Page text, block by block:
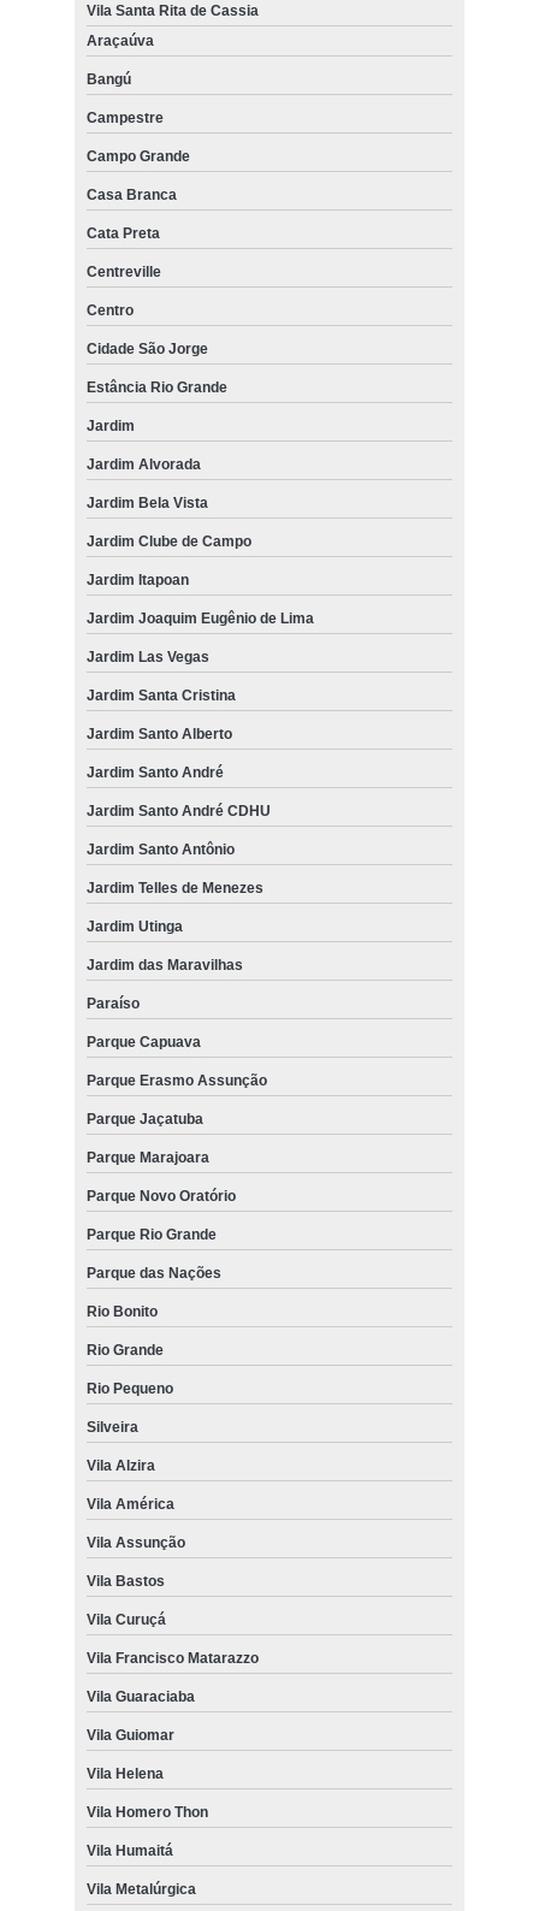
Vila Santa Rita de Cassia
Araçaúva
Bangú
Campestre
Campo Grande
Casa Branca
Cata Preta
Centreville
Centro
Cidade São Jorge
Estância Rio Grande
Jardim
Jardim Alvorada
Jardim Bela Vista
Jardim Clube de Campo
Jardim Itapoan
Jardim Joaquim Eugênio de Lima
Jardim Las Vegas
Jardim Santa Cristina
Jardim Santo Alberto
Jardim Santo André
Jardim Santo André CDHU
Jardim Santo Antônio
Jardim Telles de Menezes
Jardim Utinga
Jardim das Maravilhas
Paraíso
Parque Capuava
Parque Erasmo Assunção
Parque Jaçatuba
Parque Marajoara
Parque Novo Oratório
Parque Rio Grande
Parque das Nações
Rio Bonito
Rio Grande
Rio Pequeno
Silveira
Vila Alzira
Vila América
Vila Assunção
Vila Bastos
Vila Curuçá
Vila Francisco Matarazzo
Vila Guaraciaba
Vila Guiomar
Vila Helena
Vila Homero Thon
Vila Humaitá
Vila Metalúrgica